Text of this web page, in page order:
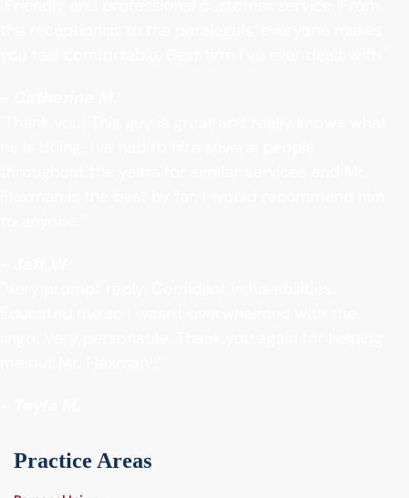
Practice Areas